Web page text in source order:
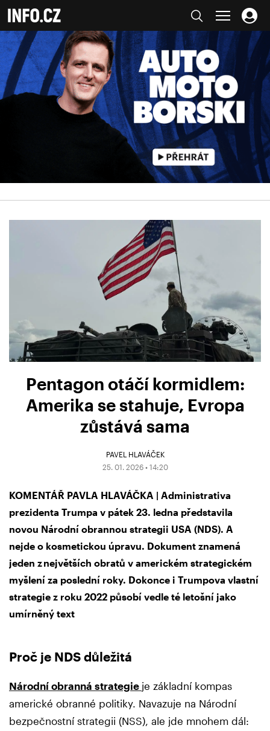
Pentagon otáčí kormidlem:
Amerika se stahuje, Evropa
zůstává sama
PAVEL HLAVÁČEK
25. 01. 2026 • 14:20
KOMENTÁŘ PAVLA HLAVÁČKA | Administrativa
prezidenta Trumpa v pátek 23. ledna představila
novou Národní obrannou strategii USA (NDS). A
nejde o kosmetickou úpravu. Dokument znamená
jeden z největších obratů v americkém strategickém
myšlení za poslední roky. Dokonce i Trumpova vlastní
strategie z roku 2022 působí vedle té letošní jako
umírněný text
Proč je NDS důležitá
Národní obranná strategie je základní kompas
americké obranné politiky. Navazuje na Národní
bezpečnostní strategii (NSS), ale jde mnohem dál: